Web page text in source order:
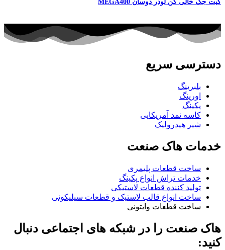
کیت جک خالی کن لودر دوسان MEGA400
دسترسی سریع
بلبرینگ
اورینگ
پکینگ
کاسه نمد آمریکایی
شیر هیدرولیک
خدمات هاک صنعت
ساخت قطعات پلیمری
خدمات تراش انواع پکینگ
تولید کننده قطعات لاستیکی
ساخت انواع قالب لاستیک و قطعات سیلیکونی
ساخت قطعات وایتونی
هاک صنعت را در شبکه های اجتماعی دنبال
کنید: